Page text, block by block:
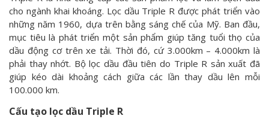
cho ngành khai khoáng. Lọc dầu Triple R được phát triển vào
những năm 1960, dựa trên bằng sáng chế của Mỹ. Ban đầu,
mục tiêu là phát triển một sản phẩm giúp tăng tuổi thọ của
dầu động cơ trên xe tải. Thời đó, cứ 3.000km – 4.000km là
phải thay nhớt. Bộ lọc dầu đầu tiên do Triple R sản xuất đã
giúp kéo dài khoảng cách giữa các lần thay dầu lên mỗi
100.000 km.
Cấu tạo lọc dầu Triple R